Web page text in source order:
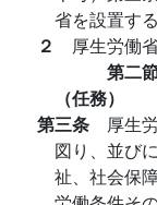
省を設置する
２ 厚生労働
第二
（任務）
第三条 厚生
図り、並び
祉、社会保